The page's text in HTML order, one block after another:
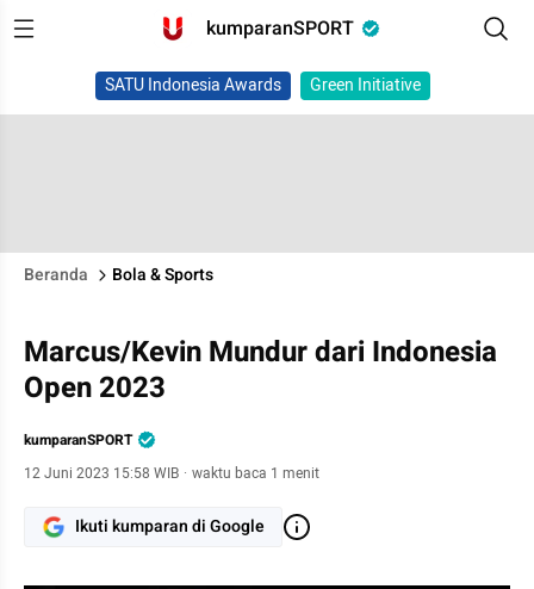
kumparanSPORT
SATU Indonesia Awards Green Initiative
Beranda Bola & Sports
Marcus/Kevin Mundur dari Indonesia
Open 2023
kumparanSPORT
12 Juni 2023 15:58 WIB · waktu baca 1 menit
Ikuti kumparan di Google